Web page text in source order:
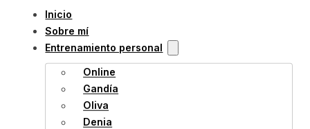
Inicio
Sobre mí
Entrenamiento personal
Online
Gandía
Oliva
Denia